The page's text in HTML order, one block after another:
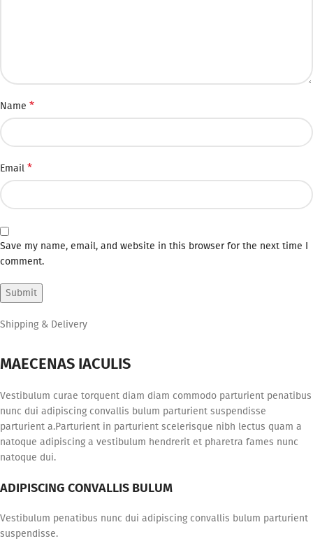
Name *
Email *
Save my name, email, and website in this browser for the next time I
comment.
Shipping & Delivery
MAECENAS IACULIS
Vestibulum curae torquent diam diam commodo parturient penatibus
nunc dui adipiscing convallis bulum parturient suspendisse
parturient a.Parturient in parturient scelerisque nibh lectus quam a
natoque adipiscing a vestibulum hendrerit et pharetra fames nunc
natoque dui.
ADIPISCING CONVALLIS BULUM
Vestibulum penatibus nunc dui adipiscing convallis bulum parturient
suspendisse.